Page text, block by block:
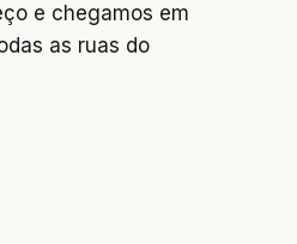
e chegamos em
as ruas do